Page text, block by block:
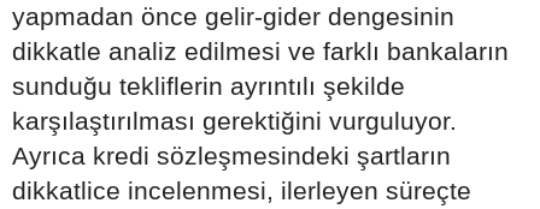
yapmadan önce gelir-gider dengesinin
dikkatle analiz edilmesi ve farklı bankaların
sunduğu tekliflerin ayrıntılı şekilde
karşılaştırılması gerektiğini vurguluyor.
Ayrıca kredi sözleşmesindeki şartların
dikkatlice incelenmesi, ilerleyen süreçte